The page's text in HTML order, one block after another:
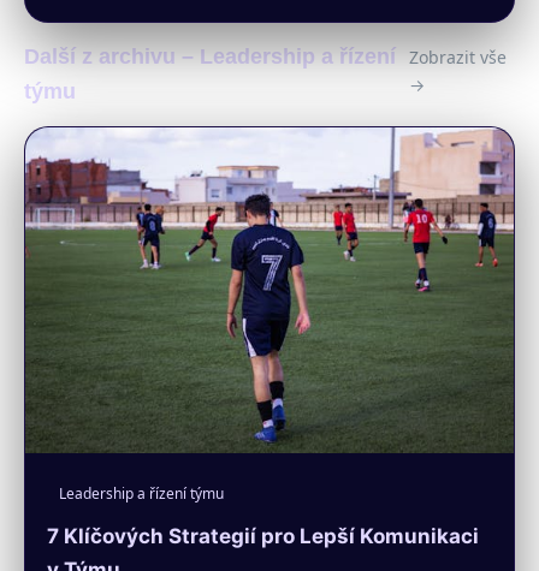
Další z archivu – Leadership a řízení
týmu
Zobrazit vše
→
Leadership a řízení týmu
7 Klíčových Strategií pro Lepší Komunikaci